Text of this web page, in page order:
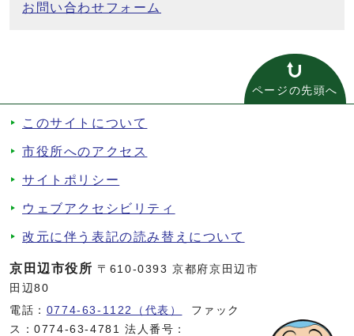
お問い合わせフォーム
ページの先頭へ
このサイトについて
市役所へのアクセス
サイトポリシー
ウェブアクセシビリティ
改元に伴う表記の読み替えについて
京田辺市役所 〒610-0393 京都府京田辺市
田辺80
電話： 0774-63-1122（代表）
ファック
ス：0774-63-4781 法人番号：